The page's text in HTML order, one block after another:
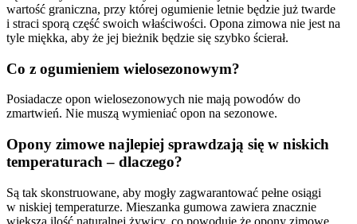
wartość graniczna, przy której ogumienie letnie będzie już twarde
i straci sporą część swoich właściwości. Opona zimowa nie jest na
tyle miękka, aby że jej bieżnik będzie się szybko ścierał.
Co z ogumieniem wielosezonowym?
Posiadacze opon wielosezonowych nie mają powodów do
zmartwień. Nie muszą wymieniać opon na sezonowe.
Opony zimowe najlepiej sprawdzają się w niskich
temperaturach – dlaczego?
Są tak skonstruowane, aby mogły zagwarantować pełne osiągi
w niskiej temperaturze. Mieszanka gumowa zawiera znacznie
większą ilość naturalnej żywicy, co powoduje że opony zimowe